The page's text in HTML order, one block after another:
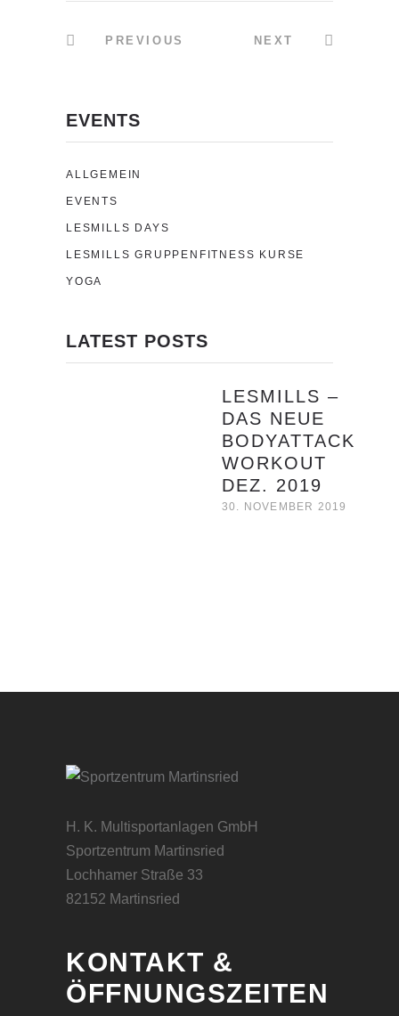
PREVIOUS NEXT
EVENTS
ALLGEMEIN
EVENTS
LESMILLS DAYS
LESMILLS GRUPPENFITNESS KURSE
YOGA
LATEST POSTS
LESMILLS –
DAS NEUE
BODYATTACK
WORKOUT
DEZ. 2019
30. NOVEMBER 2019
H. K. Multisportanlagen GmbH
Sportzentrum Martinsried
Lochhamer Straße 33
82152 Martinsried
KONTAKT &
ÖFFNUNGSZEITEN